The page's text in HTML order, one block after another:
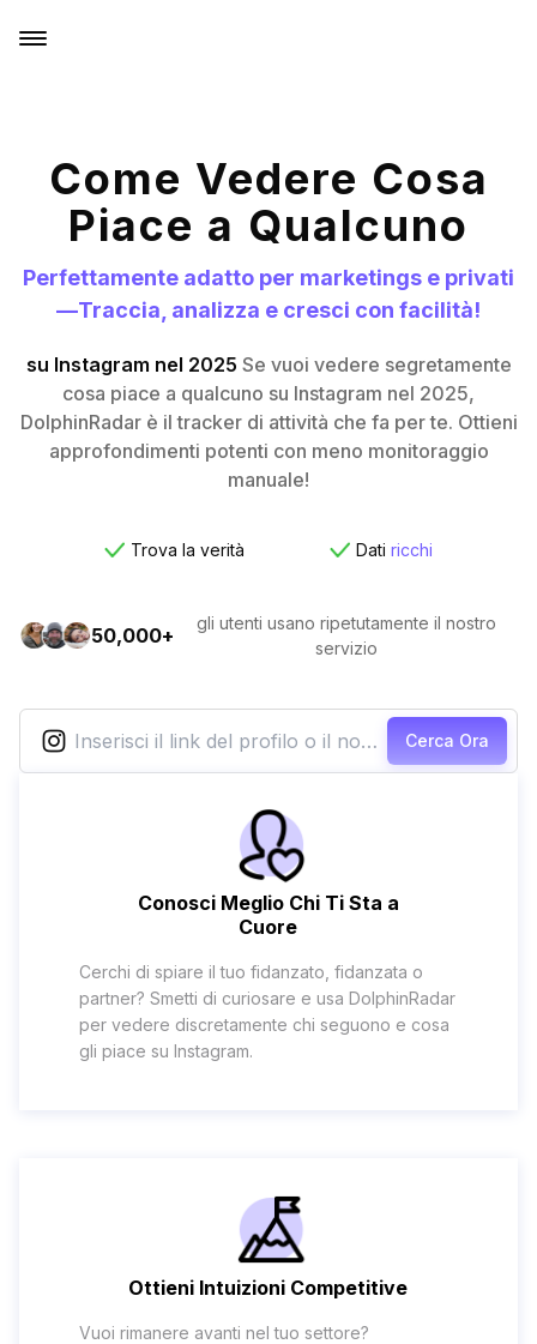
Come Vedere Cosa
Piace a Qualcuno
Perfettamente adatto per marketings e privati
—Traccia, analizza e cresci con facilità!
su Instagram nel 2025 Se vuoi vedere segretamente
cosa piace a qualcuno su Instagram nel 2025,
DolphinRadar è il tracker di attività che fa per te. Ottieni
approfondimenti potenti con meno monitoraggio
manuale!
Trova la verità Dati ricchi
50,000+
gli utenti usano ripetutamente il nostro
servizio
Cerca Ora
Conosci Meglio Chi Ti Sta a
Cuore
Cerchi di spiare il tuo fidanzato, fidanzata o
partner? Smetti di curiosare e usa DolphinRadar
per vedere discretamente chi seguono e cosa
gli piace su Instagram.
Ottieni Intuizioni Competitive
Vuoi rimanere avanti nel tuo settore?